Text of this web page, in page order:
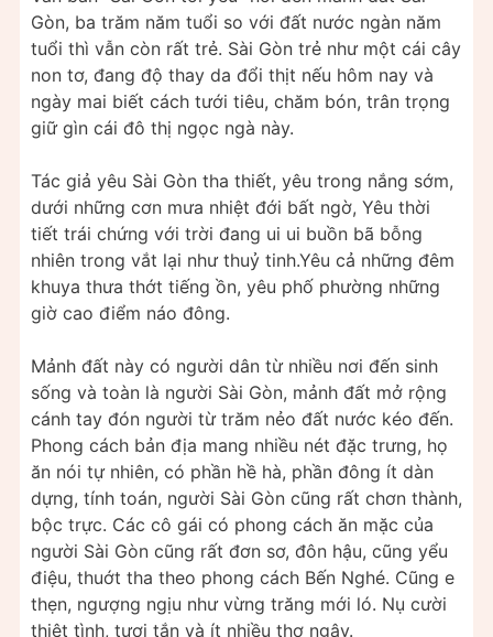
Gòn, ba trăm năm tuổi so với đất nước ngàn năm
tuổi thì vẫn còn rất trẻ. Sài Gòn trẻ như một cái cây
non tơ, đang độ thay da đổi thịt nếu hôm nay và
ngày mai biết cách tưới tiêu, chăm bón, trân trọng
giữ gìn cái đô thị ngọc ngà này.
Tác giả yêu Sài Gòn tha thiết, yêu trong nắng sớm,
dưới những cơn mưa nhiệt đới bất ngờ, Yêu thời
tiết trái chứng với trời đang ui ui buồn bã bỗng
nhiên trong vắt lại như thuỷ tinh.Yêu cả những đêm
khuya thưa thớt tiếng ồn, yêu phố phường những
giờ cao điểm náo đông.
Mảnh đất này có người dân từ nhiều nơi đến sinh
sống và toàn là người Sài Gòn, mảnh đất mở rộng
cánh tay đón người từ trăm nẻo đất nước kéo đến.
Phong cách bản địa mang nhiều nét đặc trưng, họ
ăn nói tự nhiên, có phần hề hà, phần đông ít dàn
dựng, tính toán, người Sài Gòn cũng rất chơn thành,
bộc trực. Các cô gái có phong cách ăn mặc của
người Sài Gòn cũng rất đơn sơ, đôn hậu, cũng yểu
điệu, thuớt tha theo phong cách Bến Nghé. Cũng e
thẹn, ngượng ngịu như vừng trăng mới ló. Nụ cười
thiệt tình, tươi tắn và ít nhiều thơ ngây.